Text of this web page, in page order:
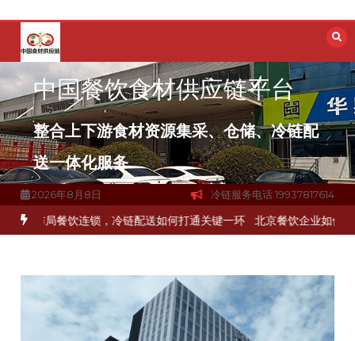
容
中国餐饮食材供应链平台
整合上下游食材资源集采、仓储、冷链配
送一体化服务
2026年8月8日 冷链服务电话:19937817614
？ 上海餐饮连锁加速，冷链配送如何破解冻品食材流通难题？ 杭